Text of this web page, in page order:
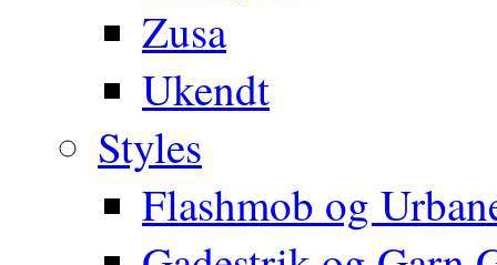
Zusa
Ukendt
Styles
Flashmob og